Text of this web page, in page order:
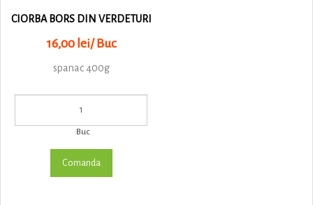
CIORBA BORS DIN VERDETURI
16,00 lei/ Buc
spanac 400g
Buc